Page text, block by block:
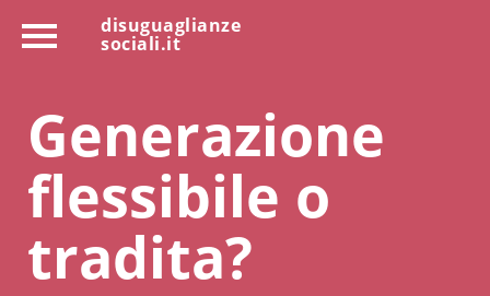
disuguaglianze
sociali.it
Generazione
flessibile o
tradita?